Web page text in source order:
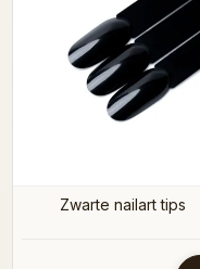
Zwarte nailart tips